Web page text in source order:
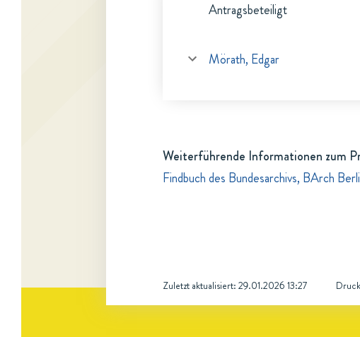
Antragsbeteiligt
Mörath, Edgar
Weiterführende Informationen zum
Findbuch des Bundesarchivs, BArch
Zuletzt aktualisiert: 29.01.2026 13:27